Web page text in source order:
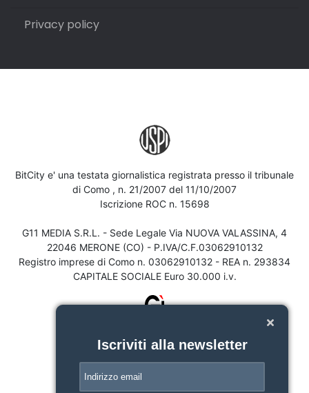
Privacy policy
BitCity e' una testata giornalistica registrata presso il tribunale
di Como , n. 21/2007 del 11/10/2007
Iscrizione ROC n. 15698
G11 MEDIA S.R.L. - Sede Legale Via NUOVA VALASSINA, 4
22046 MERONE (CO) - P.IVA/C.F.03062910132
Registro imprese di Como n. 03062910132 - REA n. 293834
CAPITALE SOCIALE Euro 30.000 i.v.
Iscriviti alla newsletter